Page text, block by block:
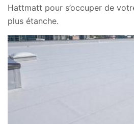
Hattmatt pour s’occuper de
plus étanche.